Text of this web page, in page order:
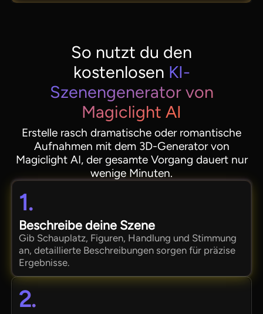
So nutzt du den
kostenlosen KI-
Szenengenerator von
Magiclight AI
Erstelle rasch dramatische oder romantische
Aufnahmen mit dem 3D-Generator von
Magiclight AI, der gesamte Vorgang dauert nur
wenige Minuten.
1.
Beschreibe deine Szene
Gib Schauplatz, Figuren, Handlung und Stimmung
an, detaillierte Beschreibungen sorgen für präzise
Ergebnisse.
2.